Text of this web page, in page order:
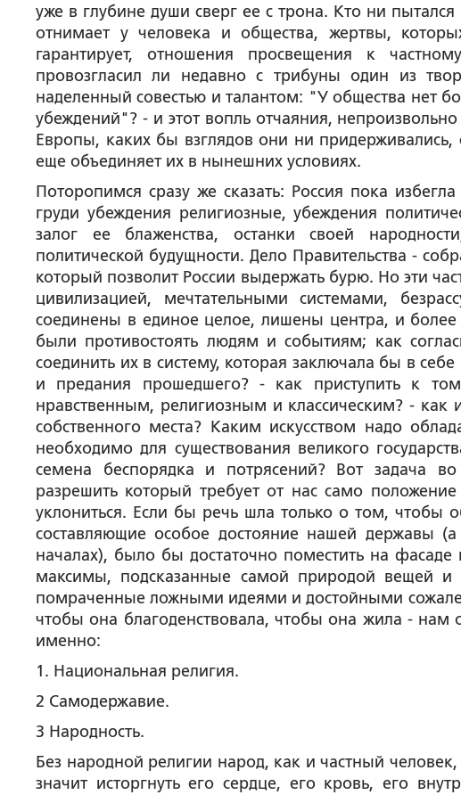
уже в глубине души сверг ее с трона. Кто ни
отнимает у человека и общества, жертвы,
гарантирует, отношения просвещения к
провозгласил ли недавно с трибуны один из
наделенный совестью и талантом: "У общества нет
убеждений"? - и этот вопль отчаяния,
Европы, каких бы взглядов они ни
еще объединяет их в нынешних условиях.
Поторопимся сразу же сказать: Россия пока
груди убеждения религиозные, убеждения
залог ее блаженства, останки своей
политической будущности. Дело Правительства -
который позволит России выдержать бурю. Но эти
цивилизацией, мечтательными системами,
соединены в единое целое, лишены центра, и
были противостоять людям и событиям; как
соединить их в систему, которая заключала бы в
и предания прошедшего? - как приступить к
нравственным, религиозным и классическим? - как
собственного места? Каким искусством надо
необходимо для существования великого
семена беспорядка и потрясений? Вот задача
разрешить который требует от нас само
уклониться. Если бы речь шла только о том, чтобы
составляющие особое достояние нашей державы
началах), было бы достаточно поместить на фасаде
максимы, подсказанные самой природой вещей
помраченные ложными идеями и достойными
чтобы она благоденствовала, чтобы она жила - нам
именно:
1. Национальная религия.
2 Самодержавие.
3 Народность.
Без народной религии народ, как и частный
значит исторгнуть его сердце, его кровь, его